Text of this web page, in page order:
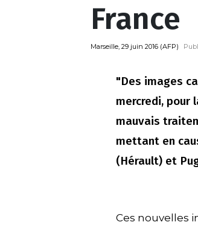
France
Marseille, 29 juin 2016 (AFP)
"Des images
mercredi, pour
mauvais
mettant en
(Hérault) et
Ces nouvelles